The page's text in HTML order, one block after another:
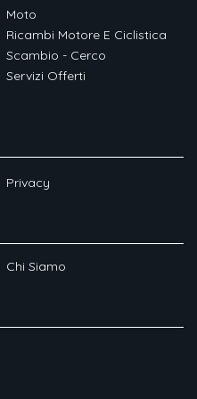
Moto
Ricambi Motore E Ciclistica
Scambio - Cerco
Servizi Offerti
Privacy
Chi Siamo